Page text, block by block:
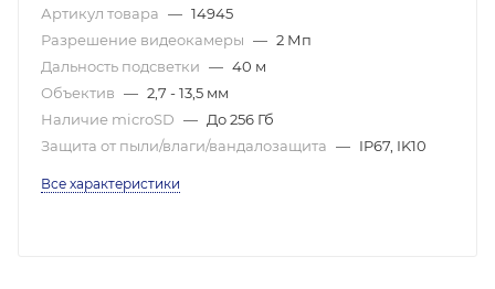
Артикул товара — 14945
Разрешение видеокамеры — 2 Мп
Дальность подсветки — 40 м
Объектив — 2,7 - 13,5 мм
Наличие microSD — До 256 Гб
Защита от пыли/влаги/вандалозащита — IP67, IK10
Все характеристики